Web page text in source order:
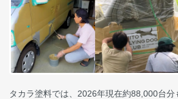
タカラ塗料では、2026年現在約88,000台分